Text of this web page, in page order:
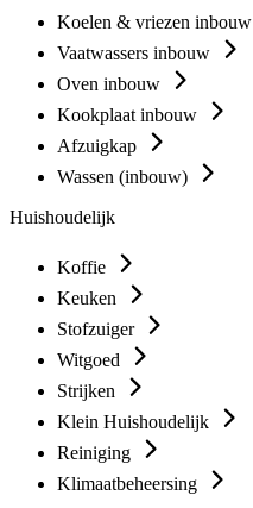
Koelen & vriezen inbouw
Vaatwassers inbouw
Oven inbouw
Kookplaat inbouw
Afzuigkap
Wassen (inbouw)
Huishoudelijk
Koffie
Keuken
Stofzuiger
Witgoed
Strijken
Klein Huishoudelijk
Reiniging
Klimaatbeheersing